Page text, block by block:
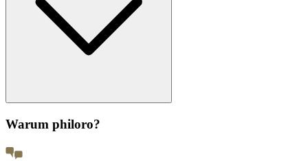
Warum philoro?